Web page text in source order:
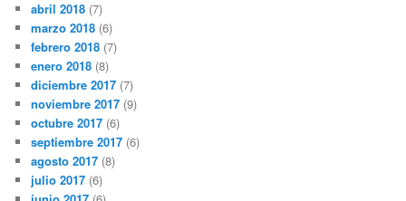
abril 2018 (7)
marzo 2018 (6)
febrero 2018 (7)
enero 2018 (8)
diciembre 2017 (7)
noviembre 2017 (9)
octubre 2017 (6)
septiembre 2017 (6)
agosto 2017 (8)
julio 2017 (6)